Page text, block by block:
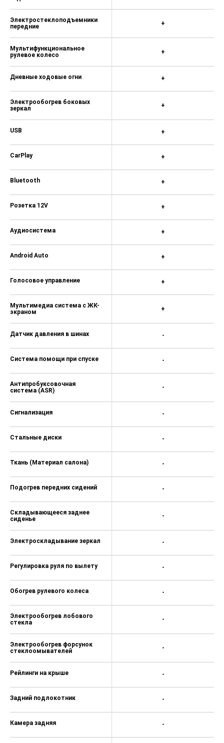
Электростеклоподъемники
передние
Мультифункциональное
рулевое колесо
Дневные ходовые огни
Электрообогрев боковых
зеркал
USB
CarPlay
Bluetooth
Розетка 12V
Аудиосистема
Android Auto
Голосовое управление
Мультимедиа система с ЖК-
экраном
Датчик давления в шинах
Система помощи при спуске
Антипробуксовочная
система (ASR)
Сигнализация
Стальные диски
Ткань (Материал салона)
Подогрев передних сидений
Складывающееся заднее
сиденье
Электроскладывание зеркал
Регулировка руля по вылету
Обогрев рулевого колеса
Электрообогрев лобового
стекла
Электрообогрев форсунок
стеклоомывателей
Рейлинги на крыше
Задний подлокотник
Камера задняя
+
+
+
+
+
+
+
+
+
+
+
+
-
-
-
-
-
-
-
-
-
-
-
-
-
-
-
-